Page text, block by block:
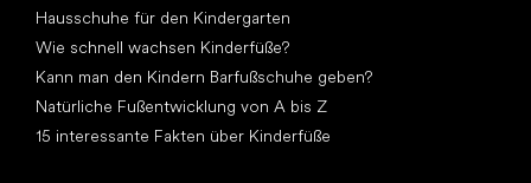
Hausschuhe für den Kindergarten
Wie schnell wachsen Kinderfüße?
Kann man den Kindern Barfußschuhe geben?
Natürliche Fußentwicklung von A bis Z
15 interessante Fakten über Kinderfüße